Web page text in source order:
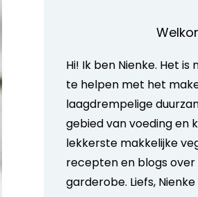
Hi! Ik ben Nienke. Het is
te helpen met het
laagdrempelige
gebied van voeding en
lekkerste makkelijke
recepten en blogs
garderobe. Liefs, Nienke